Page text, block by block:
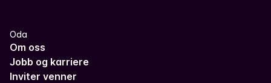
Oda
Om oss
Jobb og karriere
Inviter venner